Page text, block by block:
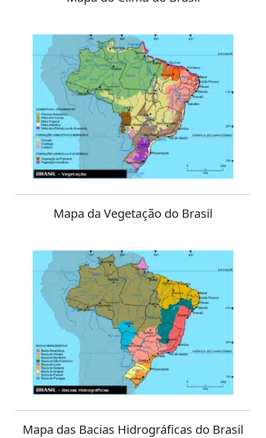
Mapa da Vegetação do Brasil
Mapa das Bacias Hidrográficas do Brasil